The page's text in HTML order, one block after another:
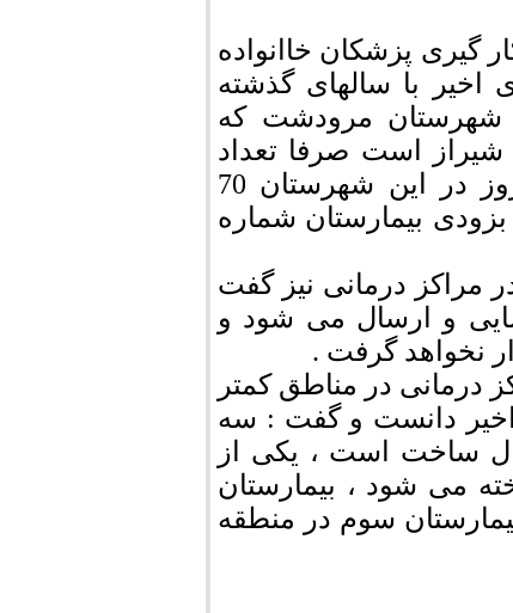
گیری پزشکان خاانواده
با سالهای گذشته
شهرستان مرودشت که
است صرفا تعداد
محدودی پزشک بنگلادشی و هندی داشت و امروز در این شهرستان 70
بیمارستان شماره
مراکز درمانی نیز گفت
و ارسال می شود و
نخواهد گرفت .
درمانی در مناطق کمتر
اخیر دانست و گفت : سه
ساخت است ، یکی از
می شود ، بیمارستان
سوم در منطقه